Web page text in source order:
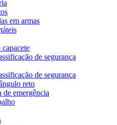
em armas
de segurança
de segurança
reto
de emergência